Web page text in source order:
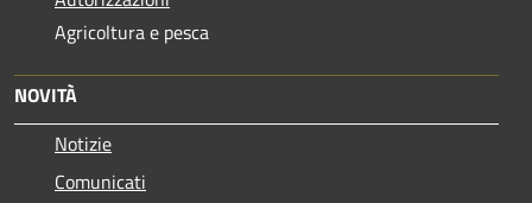
Agricoltura e pesca
NOVITÀ
Notizie
Comunicati